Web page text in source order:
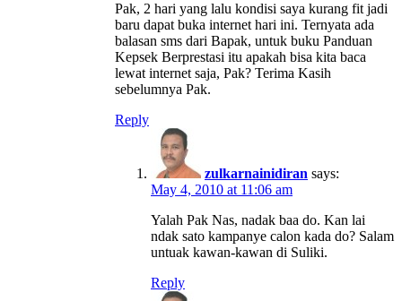
Pak, 2 hari yang lalu kondisi saya kurang fit jadi
baru dapat buka internet hari ini. Ternyata ada
balasan sms dari Bapak, untuk buku Panduan
Kepsek Berprestasi itu apakah bisa kita baca
lewat internet saja, Pak? Terima Kasih
sebelumnya Pak.
Reply
zulkarnainidiran says:
May 4, 2010 at 11:06 am
Yalah Pak Nas, nadak baa do. Kan lai
ndak sato kampanye calon kada do? Salam
untuak kawan-kawan di Suliki.
Reply